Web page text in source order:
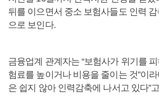
뒤를 이으면서 중소 보험사들도 인력
으로 보인다.
금융업계 관계자는 “보험사가 위기를
험료를 높이거나 비용을 줄이는 것”이
은 쉽지 않아 인력감축에 나서고 있다”